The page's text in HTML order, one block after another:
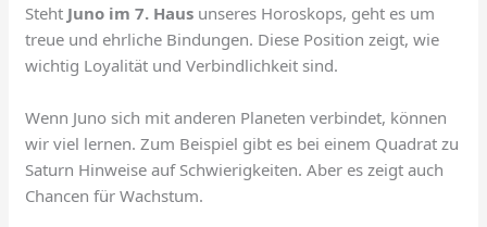
Steht Juno im 7. Haus unseres Horoskops, geht es um
treue und ehrliche Bindungen. Diese Position zeigt, wie
wichtig Loyalität und Verbindlichkeit sind.
Wenn Juno sich mit anderen Planeten verbindet, können
wir viel lernen. Zum Beispiel gibt es bei einem Quadrat zu
Saturn Hinweise auf Schwierigkeiten. Aber es zeigt auch
Chancen für Wachstum.